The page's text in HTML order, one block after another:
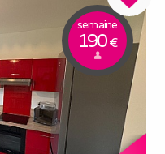
semaine
190€